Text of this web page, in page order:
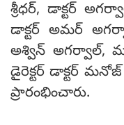
శ్రీధర్, డాక్టర్
డాక్టర్ అమర్
అశ్విన్ అగర్వాల్,
డైరెక్టర్ డాక్టర్
ప్రారంభించారు.